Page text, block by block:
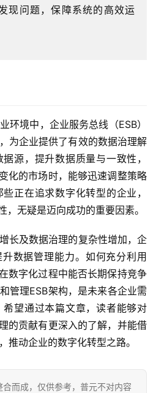
现问题，保障系统的高效运
环境中，企业服务总线（ESB）
为企业提供了有效的数据治理解
源，提升数据质量与一致性，
化的市场时，能够迅速调整策略
正在追求数字化转型的企业，
，无疑是迈向成功的重要因素。
长及数据治理的复杂性增加，企
数据管理能力。如何充分利用
数字化过程中能否长期保持竞争
管理ESB架构，是未来各企业需
望通过本篇文章，读者能够对
的贡献有更深入的了解，并能借
推动企业的数字化转型之路。
而成，仅供参考，普元不对内容